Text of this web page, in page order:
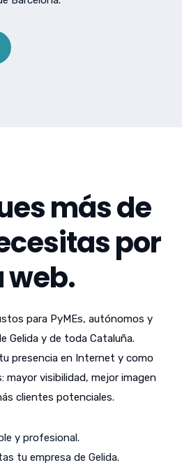
más de
por
web.
para PyMEs, autónomos y
Gelida y de toda Cataluña.
presencia en Internet y como
mayor visibilidad, mejor imagen
clientes potenciales.
y profesional.
tu empresa de Gelida.